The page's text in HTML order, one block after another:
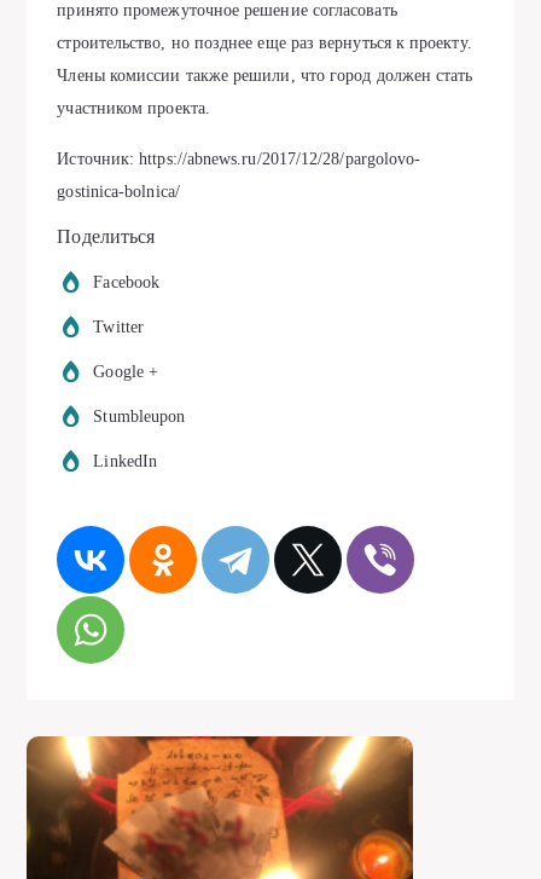
принято промежуточное решение согласовать
строительство, но позднее еще раз вернуться к проекту.
Члены комиссии также решили, что город должен стать
участником проекта.
Источник: https://abnews.ru/2017/12/28/pargolovo-
gostinica-bolnica/
Поделиться
Facebook
Twitter
Google +
Stumbleupon
LinkedIn